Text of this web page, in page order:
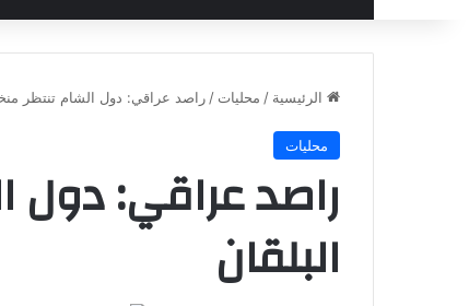
الرئيسية / محليات / راصد عراقي: دول الشام تنتظر
محليات
راصد عراقي: دول
البلقان